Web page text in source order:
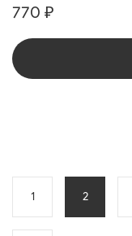
770 ₽
1 2